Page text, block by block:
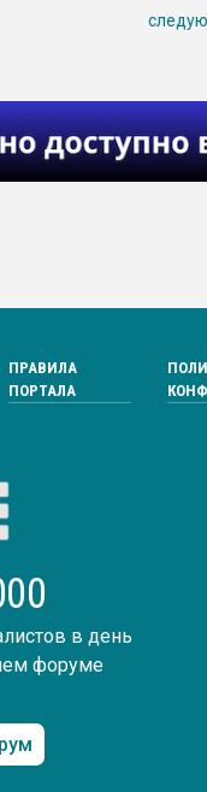
ПРАВИЛА
ПОРТАЛА
в день
форуме